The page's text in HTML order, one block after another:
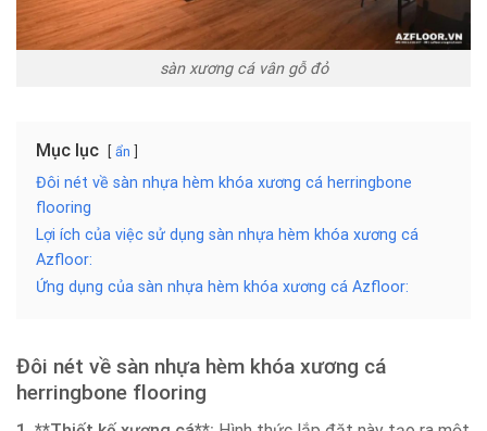
sàn xương cá vân gỗ đỏ
Mục lục ẩn
Đôi nét về sàn nhựa hèm khóa xương cá herringbone
flooring
Lợi ích của việc sử dụng sàn nhựa hèm khóa xương cá
Azfloor:
Ứng dụng của sàn nhựa hèm khóa xương cá Azfloor:
Đôi nét về sàn nhựa hèm khóa xương cá
herringbone flooring